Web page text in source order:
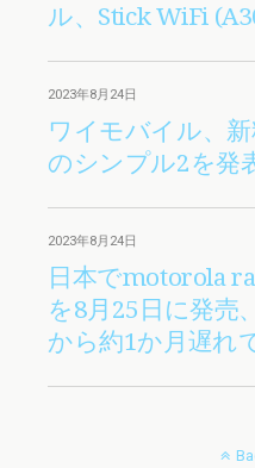
ル、Stick WiFi
2023年8月24日
ワイモバイル、
のシンプル2を発
2023年8月24日
日本でmotorola
を8月25日に発売
から約1か月遅れ